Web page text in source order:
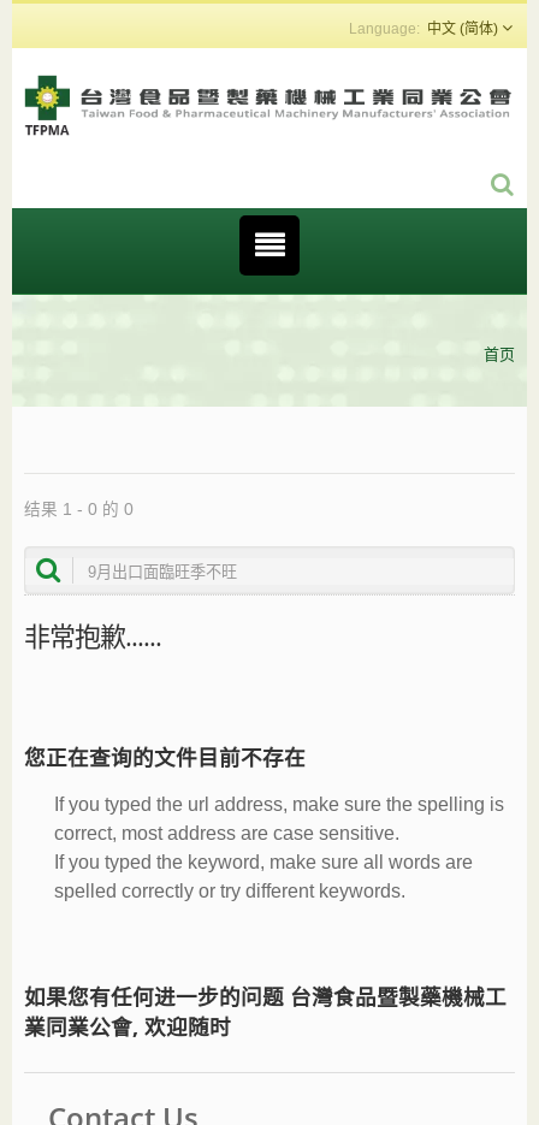
中文 (简体)
首页
结果 1 - 0 的 0
非常抱歉......
您正在查询的文件目前不存在
If you typed the url address, make sure the spelling is
correct, most address are case sensitive.
If you typed the keyword, make sure all words are
spelled correctly or try different keywords.
如果您有任何进一步的问题 台灣食品暨製藥機械工
業同業公會, 欢迎随时